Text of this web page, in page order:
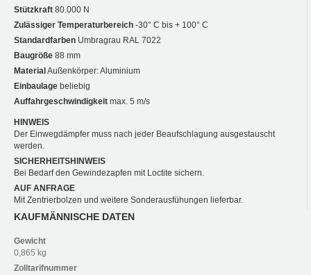
Stützkraft 80.000 N
Zulässiger Temperaturbereich -30° C bis + 100° C
Standardfarben Umbragrau RAL 7022
Baugröße 88 mm
MaterialAußenkörper: Aluminium
Einbaulage beliebig
Auffahrgeschwindigkeit max. 5 m/s
HINWEIS
Der Einwegdämpfer muss nach jeder Beaufschlagung ausgestauscht
werden.
SICHERHEITSHINWEIS
Bei Bedarf den Gewindezapfen mit Loctite sichern.
AUF ANFRAGE
Mit Zentrierbolzen und weitere Sonderausfühungen lieferbar.
KAUFMÄNNISCHE DATEN
Gewicht
0,865 kg
Zolltarifnummer